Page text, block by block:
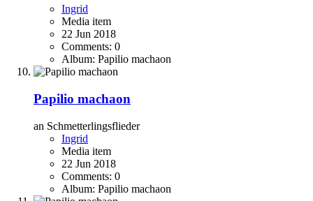
Ingrid
Media item
22 Jun 2018
Comments: 0
Album: Papilio machaon
Papilio machaon
an Schmetterlingsflieder
Ingrid
Media item
22 Jun 2018
Comments: 0
Album: Papilio machaon